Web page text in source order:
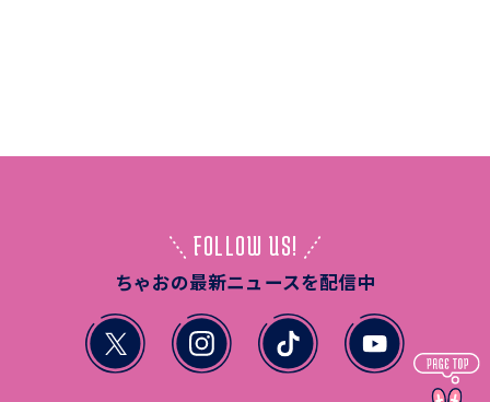
FOLLOW US!
ちゃおの最新ニュースを配信中